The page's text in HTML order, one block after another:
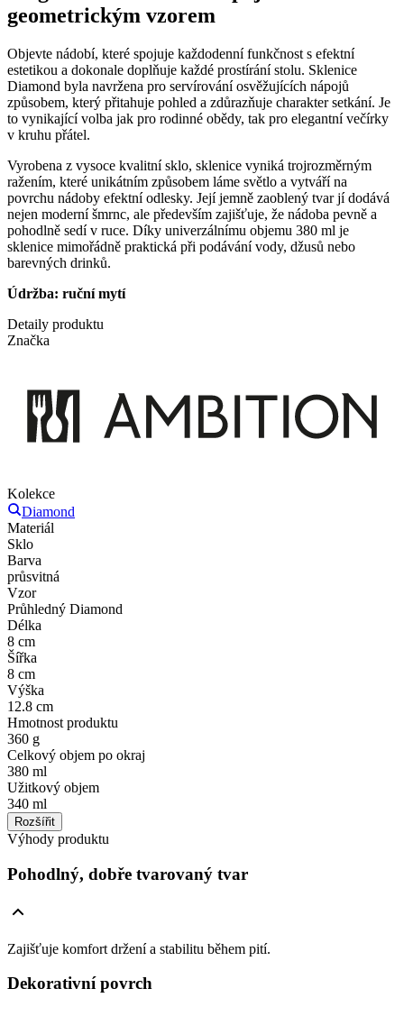
geometrickým vzorem
Objevte nádobí, které spojuje každodenní funkčnost s efektní
estetikou a dokonale doplňuje každé prostírání stolu. Sklenice
Diamond byla navržena pro servírování osvěžujících nápojů
způsobem, který přitahuje pohled a zdůrazňuje charakter setkání. Je
to vynikající volba jak pro rodinné obědy, tak pro elegantní večírky
v kruhu přátel.
Vyrobena z vysoce kvalitní sklo, sklenice vyniká trojrozměrným
ražením, které unikátním způsobem láme světlo a vytváří na
povrchu nádoby efektní odlesky. Její jemně zaoblený tvar jí dodává
nejen moderní šmrnc, ale především zajišťuje, že nádoba pevně a
pohodlně sedí v ruce. Díky univerzálnímu objemu 380 ml je
sklenice mimořádně praktická při podávání vody, džusů nebo
barevných drinků.
Údržba: ruční mytí
Detaily produktu
Značka
Kolekce
Diamond
Materiál
Sklo
Barva
průsvitná
Vzor
Průhledný Diamond
Délka
8 cm
Šířka
8 cm
Výška
12.8 cm
Hmotnost produktu
360 g
Celkový objem po okraj
380 ml
Užitkový objem
340 ml
Rozšířit
Výhody produktu
Pohodlný, dobře tvarovaný tvar
Zajišťuje komfort držení a stabilitu během pití.
Dekorativní povrch